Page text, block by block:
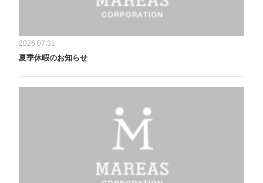
2026.07.31
夏季休暇のお知らせ